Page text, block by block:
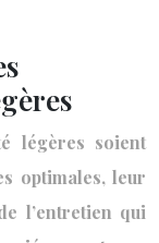
légères soient
optimales, leur
l’entretien qui